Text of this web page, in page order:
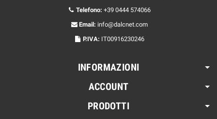
Telefono: +39 0444 574066
Email: info@dalcnet.com
P.IVA: IT00916230246
INFORMAZIONI
ACCOUNT
PRODOTTI